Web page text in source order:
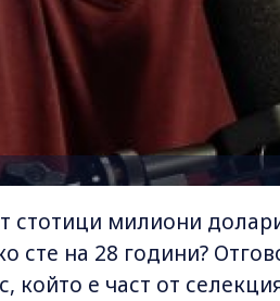
стотици милиони
сте на 28 години?
който е част от